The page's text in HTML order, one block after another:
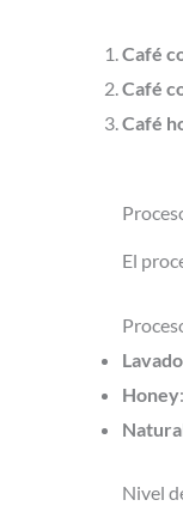
Café
Café
Café
El
Lavado
Honey
Nivel